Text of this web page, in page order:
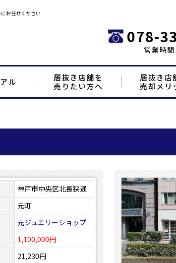
お任せください
078-
営業時
ル
居抜き店舗を
売りたい方へ
居抜き店
売却メリ
神戸市中央区北長狭通
元町
元ジュエリーショップ
1,100,000円
21,230円